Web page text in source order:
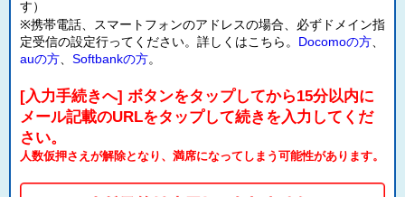
す）
※携帯電話、スマートフォンのアドレスの場合、必ずドメイン指
定受信の設定行ってください。詳しくはこちら。 Docomoの方
auの方
Softbankの方。
[入力手続きへ] ボタンをタップしてから15分以内に
メール記載のURLをタップして続きを入力してくだ
さい。
人数仮押さえが解除となり、満席になってしまう可能性があります。